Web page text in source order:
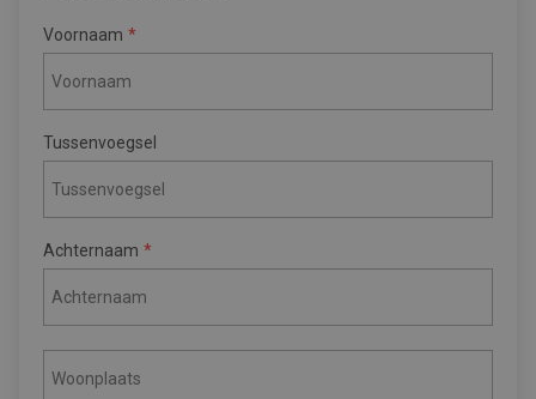
Voornaam
Tussenvoegsel
Achternaam